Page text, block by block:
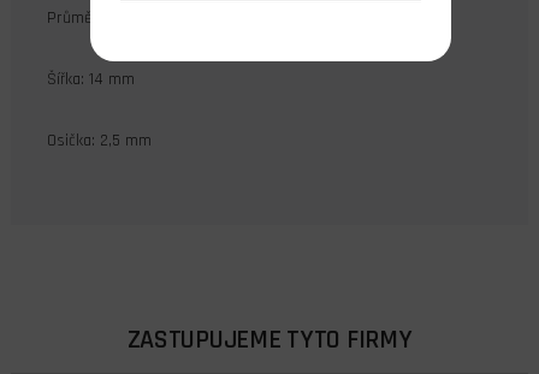
Průměr: 38 mm
Šířka: 14 mm
Osička: 2,5 mm
ZASTUPUJEME TYTO FIRMY